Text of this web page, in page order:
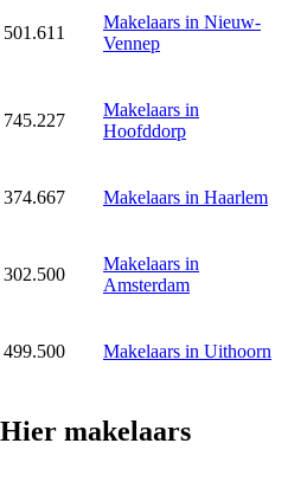
Makelaars in Nieuw-
Vennep
745.227
Makelaars in
Hoofddorp
374.667 Makelaars in Haarlem
302.500
Makelaars in
Amsterdam
499.500 Makelaars in Uithoorn
makelaars